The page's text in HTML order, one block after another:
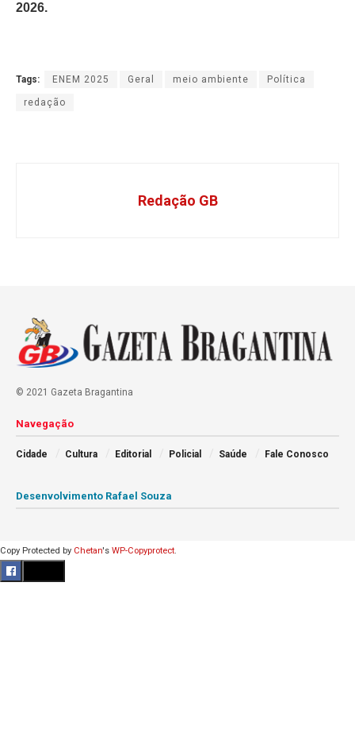
2026.
Tags: ENEM 2025 Geral meio ambiente Política
redação
Redação GB
© 2021 Gazeta Bragantina
Navegação
Cidade Cultura Editorial Policial Saúde Fale Conosco
Desenvolvimento Rafael Souza
Copy Protected by Chetan's WP-Copyprotect.